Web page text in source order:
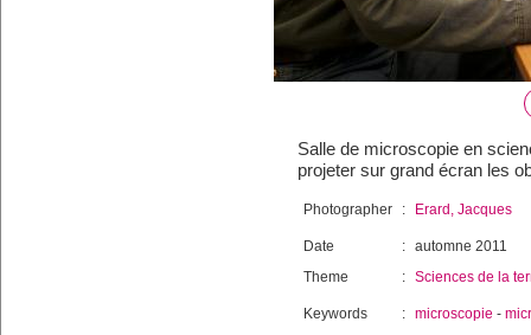
Salle de microscopie en
projeter sur grand écran les
Photographer : Erard, Jacques
Date : automne 2011
Theme
: Sciences de la
Keywords : microscopie -